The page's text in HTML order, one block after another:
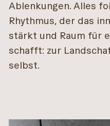
Ablenkungen. Alles
Rhythmus, der das
stärkt und Raum für
schafft: zur
selbst.